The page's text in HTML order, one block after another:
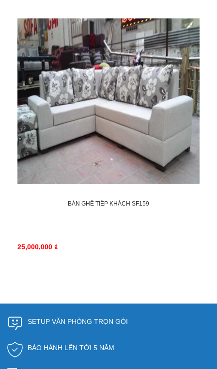
BÀN GHẾ TIẾP KHÁCH SF159
25,000,000 ₫
SETUP VĂN PHÒNG TRỌN GÓI
BẢO HÀNH LÊN TỚI 5 NĂM